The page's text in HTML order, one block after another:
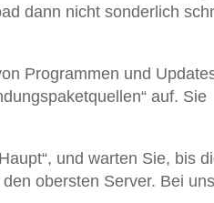
dann nicht sonderlich
Programmen und
auf. Sie
und warten Sie, bis
obersten Server. Bei uns